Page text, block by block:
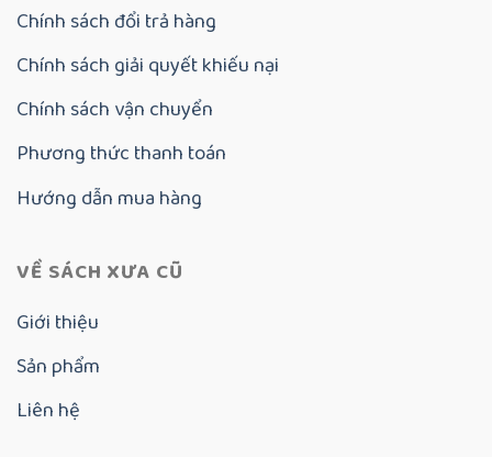
Chính sách đổi trả hàng
Chính sách giải quyết khiếu nại
Chính sách vận chuyển
Phương thức thanh toán
Hướng dẫn mua hàng
VỀ SÁCH XƯA CŨ
Giới thiệu
Sản phẩm
Liên hệ